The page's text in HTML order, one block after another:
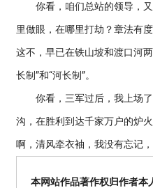
你看，咱们总站的领导，
里做眼，在哪里打劫？章法有
这不，早已在铁山坡和渡口河
长制”和“河长制”。
你看，三军过后，我上场
沟，在胜利到达千家万户的炉
啊，清风牵衣袖，我没有忘记
本网站作品著作权归作者本